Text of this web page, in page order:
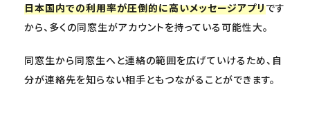
日本国内での利用率が圧倒的に高いメッセージアプリです
から、多くの同窓生がアカウントを持っている可能性大。
同窓生から同窓生へと連絡の範囲を広げていけるため、自
分が連絡先を知らない相手ともつながることができます。